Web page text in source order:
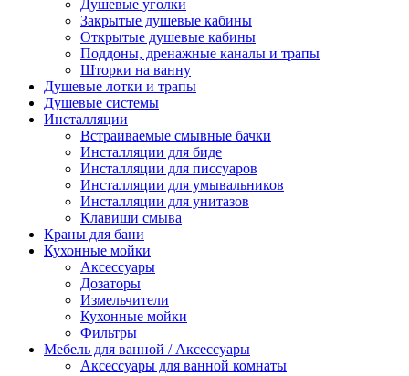
Душевые уголки
Закрытые душевые кабины
Открытые душевые кабины
Поддоны, дренажные каналы и трапы
Шторки на ванну
Душевые лотки и трапы
Душевые системы
Инсталляции
Встраиваемые смывные бачки
Инсталляции для биде
Инсталляции для писсуаров
Инсталляции для умывальников
Инсталляции для унитазов
Клавиши смыва
Краны для бани
Кухонные мойки
Аксессуары
Дозаторы
Измельчители
Кухонные мойки
Фильтры
Мебель для ванной / Аксессуары
Аксессуары для ванной комнаты